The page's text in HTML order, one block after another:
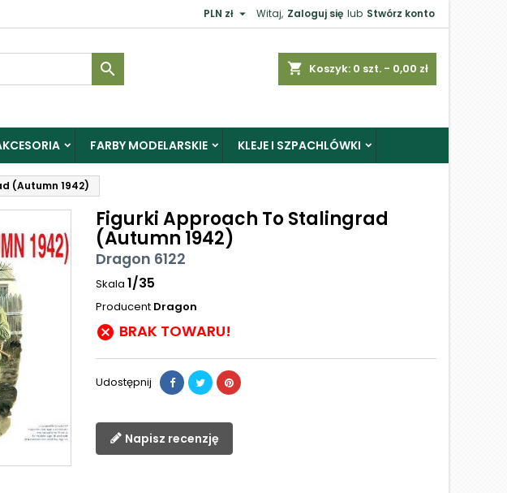
Witaj, Zaloguj się lub Stwórz konto
PLN zł 
shopping_cart Koszyk: 0 szt. - 0,00 zł

FARBY MODELARSKIE KLEJE I SZPACHLÓWKI
(Autumn 1942)
Figurki Approach To Stalingrad
(Autumn 1942)
Dragon 6122
Skala 1/35
Producent Dragon
 BRAK TOWARU!
Udostępnij
Napisz recenzję